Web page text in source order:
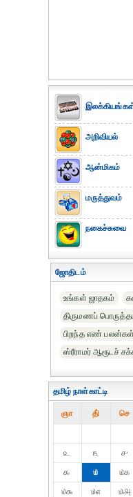
அறிவியல்
ஆன்மிகம்
மருத்துவம்
நகைச்சுவை
ஜோதிடம்
உங்கள் ஜாதகம்
திருமணப்
பிறந்த எண் பலன்கள்
ஸ்ரீராமர் ஆரூடச்
தமிழ் நாள்காட்டி
ஞா தி் செ
௨
௩ ௪
௯
௰ ௰௧
௰௬
௰௭ ௰௮